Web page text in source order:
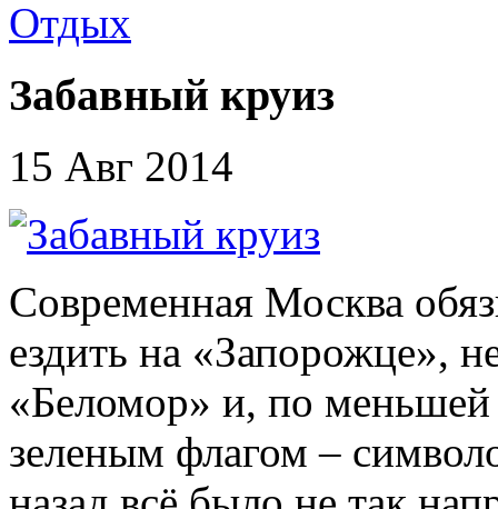
Отдых
Забавный круиз
15 Авг 2014
Современная Москва
ездить на «Запорожце»,
«Беломор» и, по меньшей
зеленым флагом –